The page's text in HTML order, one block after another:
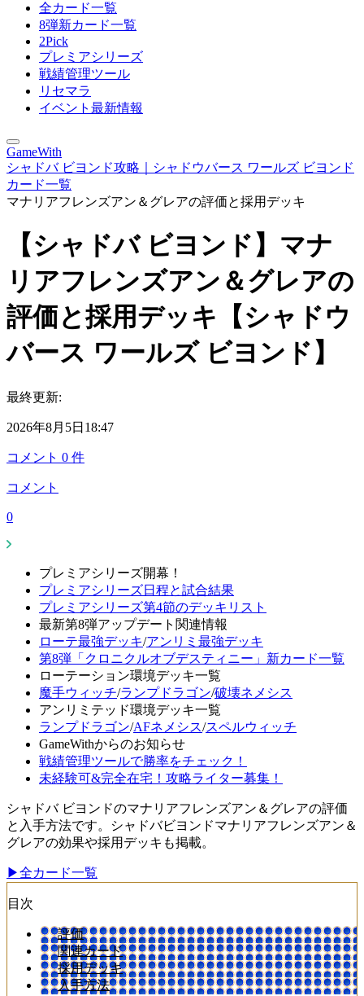
全カード一覧
8弾新カード一覧
2Pick
プレミアシリーズ
戦績管理ツール
リセマラ
イベント最新情報
GameWith
シャドバ ビヨンド攻略｜シャドウバース ワールズ ビヨンド
カード一覧
マナリアフレンズアン＆グレアの評価と採用デッキ
【シャドバ ビヨンド】マナ
リアフレンズアン＆グレアの
評価と採用デッキ【シャドウ
バース ワールズ ビヨンド】
最終更新:
2026年8月5日18:47
コメント 0 件
コメント
0
プレミアシリーズ開幕！
プレミアシリーズ日程と試合結果
プレミアシリーズ第4節のデッキリスト
最新第8弾アップデート関連情報
ローテ最強デッキ/アンリミ最強デッキ
第8弾「クロニクルオブデスティニー」新カード一覧
ローテーション環境デッキ一覧
魔手ウィッチ/ランプドラゴン/破壊ネメシス
アンリミテッド環境デッキ一覧
ランプドラゴン/AFネメシス/スペルウィッチ
GameWithからのお知らせ
戦績管理ツールで勝率をチェック！
未経験可&完全在宅！攻略ライター募集！
シャドバ ビヨンドのマナリアフレンズアン＆グレアの評価
と入手方法です。シャドバビヨンドマナリアフレンズアン＆
グレアの効果や採用デッキも掲載。
▶全カード一覧
目次
評価
関連カード
採用デッキ
入手方法